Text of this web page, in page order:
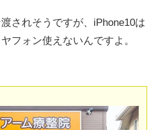
されそうですが、 iPhone10は
フォン使えないんですよ。